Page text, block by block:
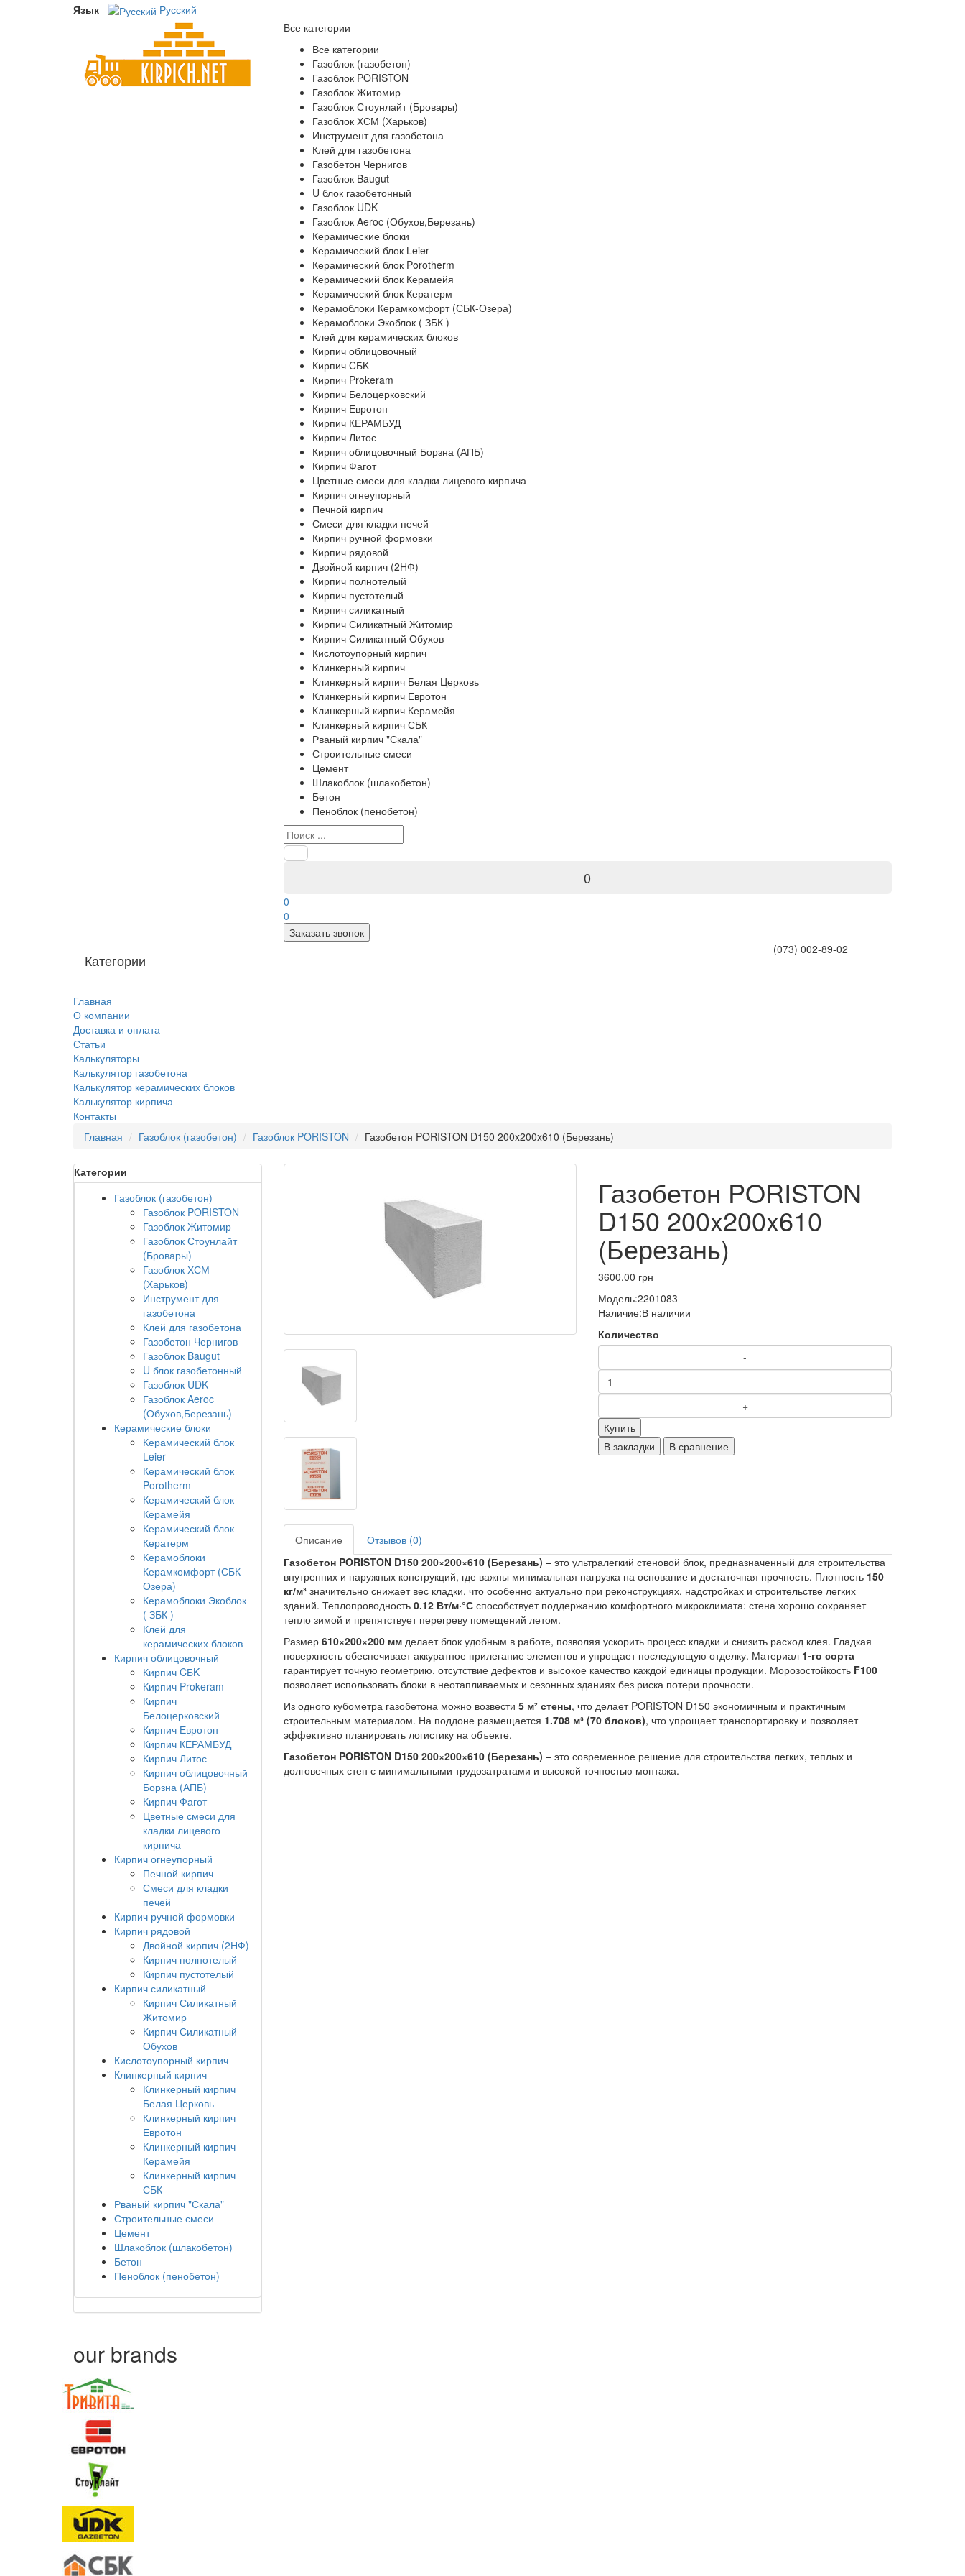
Язык
Русский
Все категории
Все категории
Газоблок (газобетон)
Газоблок PORISTON
Газоблок Житомир
Газоблок Стоунлайт (Бровары)
Газоблок ХСМ (Харьков)
Инструмент для газобетона
Клей для газобетона
Газобетон Чернигов
Газоблок Baugut
U блок газобетонный
Газоблок UDK
Газоблок Aeroc (Обухов,Березань)
Керамические блоки
Керамический блок Leier
Керамический блок Porotherm
Керамический блок Керамейя
Керамический блок Кератерм
Керамоблоки Керамкомфорт (СБК-Озера)
Керамоблоки Экоблок ( ЗБК )
Клей для керамических блоков
Кирпич облицовочный
Кирпич CБK
Кирпич Prokeram
Кирпич Белоцерковский
Кирпич Евротон
Кирпич КЕРАМБУД
Кирпич Литос
Кирпич облицовочный Борзна (АПБ)
Кирпич Фагот
Цветные смеси для кладки лицевого кирпича
Кирпич огнеупорный
Печной кирпич
Смеси для кладки печей
Кирпич ручной формовки
Кирпич рядовой
Двойной кирпич (2НФ)
Кирпич полнотелый
Кирпич пустотелый
Кирпич силикатный
Кирпич Силикатный Житомир
Кирпич Силикатный Обухов
Кислотоупорный кирпич
Клинкерный кирпич
Клинкерный кирпич Белая Церковь
Клинкерный кирпич Евротон
Клинкерный кирпич Керамейя
Клинкерный кирпич СБК
Рваный кирпич "Скала"
Строительные смеси
Цемент
Шлакоблок (шлакобетон)
Бетон
Пеноблок (пенобетон)
0
0
0
Заказать звонок
Категории
Главная
О компании
Доставка и оплата
Статьи
Калькуляторы
Калькулятор газобетона
Калькулятор керамических блоков
Калькулятор кирпича
Контакты
(073) 002-89-02
Главная Газоблок (газобетон) Газоблок PORISTON Газобетон PORISTON D150 200x200x610 (Березань)
Категории
Газоблок (газобетон)
Газоблок PORISTON
Газоблок Житомир
Газоблок Стоунлайт
(Бровары)
Газоблок ХСМ
(Харьков)
Инструмент для
газобетона
Клей для газобетона
Газобетон Чернигов
Газоблок Baugut
U блок газобетонный
Газоблок UDK
Газоблок Aeroc
(Обухов,Березань)
Керамические блоки
Керамический блок
Leier
Керамический блок
Porotherm
Керамический блок
Керамейя
Керамический блок
Кератерм
Керамоблоки
Керамкомфорт (СБК-
Озера)
Керамоблоки Экоблок
( ЗБК )
Клей для
керамических блоков
Кирпич облицовочный
Кирпич CБK
Кирпич Prokeram
Кирпич
Белоцерковский
Кирпич Евротон
Кирпич КЕРАМБУД
Кирпич Литос
Кирпич облицовочный
Борзна (АПБ)
Кирпич Фагот
Цветные смеси для
кладки лицевого
кирпича
Кирпич огнеупорный
Печной кирпич
Смеси для кладки
печей
Кирпич ручной формовки
Кирпич рядовой
Двойной кирпич (2НФ)
Кирпич полнотелый
Кирпич пустотелый
Кирпич силикатный
Кирпич Силикатный
Житомир
Кирпич Силикатный
Обухов
Кислотоупорный кирпич
Клинкерный кирпич
Клинкерный кирпич
Белая Церковь
Клинкерный кирпич
Евротон
Клинкерный кирпич
Керамейя
Клинкерный кирпич
СБК
Рваный кирпич "Скала"
Строительные смеси
Цемент
Шлакоблок (шлакобетон)
Бетон
Пеноблок (пенобетон)
Газобетон PORISTON
D150 200x200x610
(Березань)
3600.00 грн
Модель:2201083
Наличие:В наличии
Количество
Купить
В закладки
В сравнение
Описание
Отзывов (0)
Газобетон PORISTON D150 200×200×610 (Березань) – это ультралегкий стеновой блок, предназначенный для строительства
внутренних и наружных конструкций, где важны минимальная нагрузка на основание и достаточная прочность. Плотность 150
кг/м³значительно снижает вес кладки, что особенно актуально при реконструкциях, надстройках и строительстве легких
зданий. Теплопроводность 0.12 Вт/м·°Сспособствует поддержанию комфортного микроклимата: стена хорошо сохраняет
тепло зимой и препятствует перегреву помещений летом.
Размер 610×200×200 ммделает блок удобным в работе, позволяя ускорить процесс кладки и снизить расход клея. Гладкая
поверхность обеспечивает аккуратное прилегание элементов и упрощает последующую отделку. Материал 1-го сорта
гарантирует точную геометрию, отсутствие дефектов и высокое качество каждой единицы продукции. Морозостойкость F100
позволяет использовать блоки в неотапливаемых и сезонных зданиях без риска потери прочности.
Из одного кубометра газобетона можно возвести 5 м² стены, что делает PORISTON D150 экономичным и практичным
строительным материалом. На поддоне размещается 1.708 м³ (70 блоков), что упрощает транспортировку и позволяет
эффективно планировать логистику на объекте.
Газобетон PORISTON D150 200×200×610 (Березань) – это современное решение для строительства легких, теплых и
долговечных стен с минимальными трудозатратами и высокой точностью монтажа.
our brands